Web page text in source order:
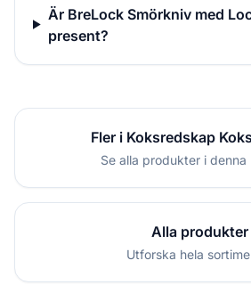
Är BreLock Smörkniv med
present?
Fler i Koksredskap
Se alla produkter i
Alla produkter
Utforska hela